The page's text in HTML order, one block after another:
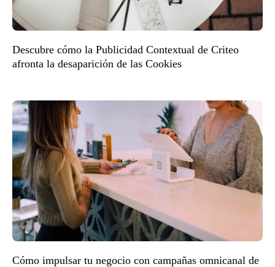
Descubre cómo la Publicidad Contextual de Criteo
afronta la desaparición de las Cookies
Cómo impulsar tu negocio con campañas omnicanal de